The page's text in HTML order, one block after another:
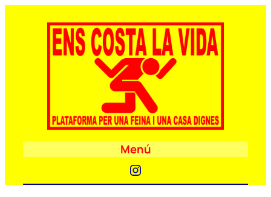
Menú
Instagram